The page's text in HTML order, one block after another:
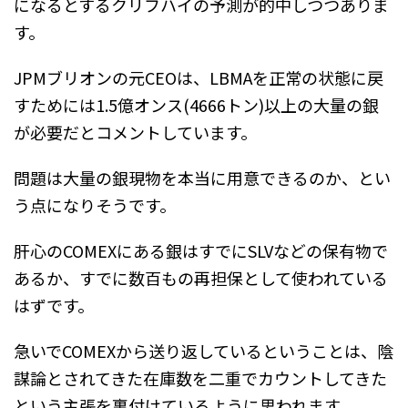
す。
JPMブリオンの元CEOは、LBMAを正常の状態に戻
すためには1.5億オンス(4666トン)以上の大量の銀
が必要だとコメントしています。
問題は大量の銀現物を本当に用意できるのか、とい
う点になりそうです。
肝心のCOMEXにある銀はすでにSLVなどの保有物で
あるか、すでに数百もの再担保として使われている
はずです。
急いでCOMEXから送り返しているということは、陰
謀論とされてきた在庫数を二重でカウントしてきた